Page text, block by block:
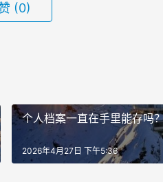
(0)
个人档案一直在手里能存吗
2026年4月27日 下午5:36